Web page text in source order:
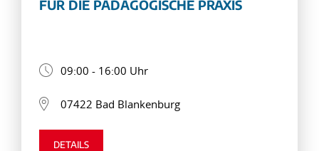
FÜR DIE PÄDAGOGISCHE PRAXIS
09:00 - 16:00 Uhr
07422 Bad Blankenburg
DETAILS